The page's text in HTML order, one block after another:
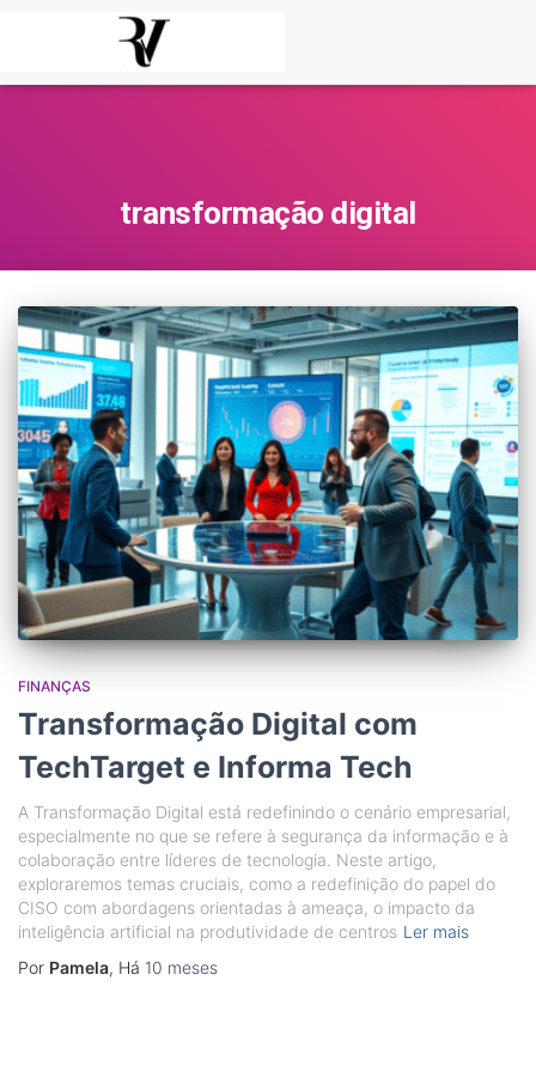
transformação digital
FINANÇAS
Transformação Digital com
TechTarget e Informa Tech
A Transformação Digital está redefinindo o cenário empresarial,
especialmente no que se refere à segurança da informação e à
colaboração entre líderes de tecnologia. Neste artigo,
exploraremos temas cruciais, como a redefinição do papel do
CISO com abordagens orientadas à ameaça, o impacto da
inteligência artificial na produtividade de centros Ler mais
Por Pamela, Há 10 meses